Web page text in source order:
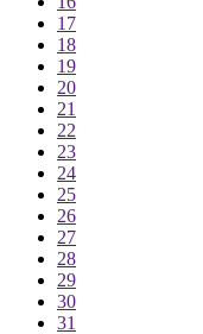
17
18
19
20
21
22
23
24
25
26
27
28
29
30
31